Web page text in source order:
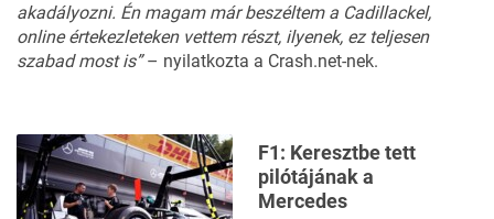
akadályozni. Én magam már beszéltem a Cadillackel,
online értekezleteken vettem részt, ilyenek, ez teljesen
szabad most is”– nyilatkozta a Crash.net-nek.
F1: Keresztbe tett
pilótájának a
Mercedes